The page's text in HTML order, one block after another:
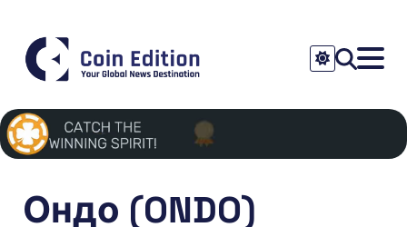
Ондо (ONDO)